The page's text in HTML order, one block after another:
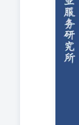
请谅
不应
风险
的期
方法
料，
当日
准，
公司
行关